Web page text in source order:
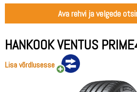
Ava rehvi ja velgede
HANKOOK VENTUS
Lisa võrdlusesse